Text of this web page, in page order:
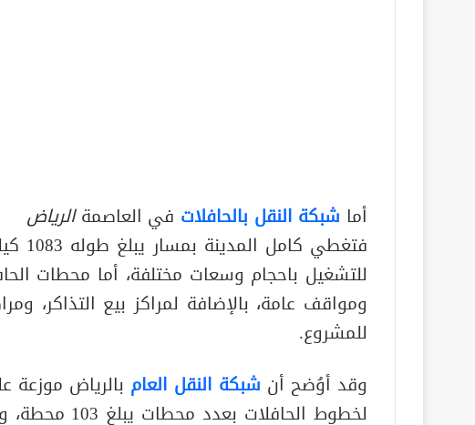
أما شبكة النقل بالحافلات في العاصمةالرياض
ومواقف عامة، بالإضافة لمراكز بيع التذاكر،
للمشروع.
وقد أوُضح أن شبكة النقل العام بالرياض موزعة